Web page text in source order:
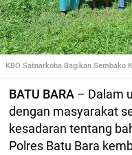
KBO Satnarkoba Bagikan Sembako
BATU BARA – Dalam
dengan masyarakat
kesadaran tentang
Polres Batu Bara